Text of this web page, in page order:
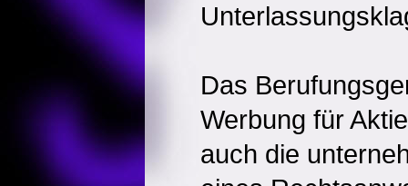
Das
Werbung für
auch die